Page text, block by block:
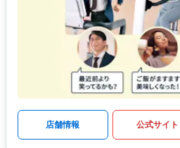
店舗情報 公式サイト